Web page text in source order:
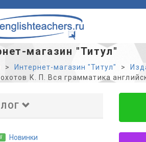
магазин "Титул"
Интернет-магазин "Титул"
К. П. Вся грамматика
Новинки